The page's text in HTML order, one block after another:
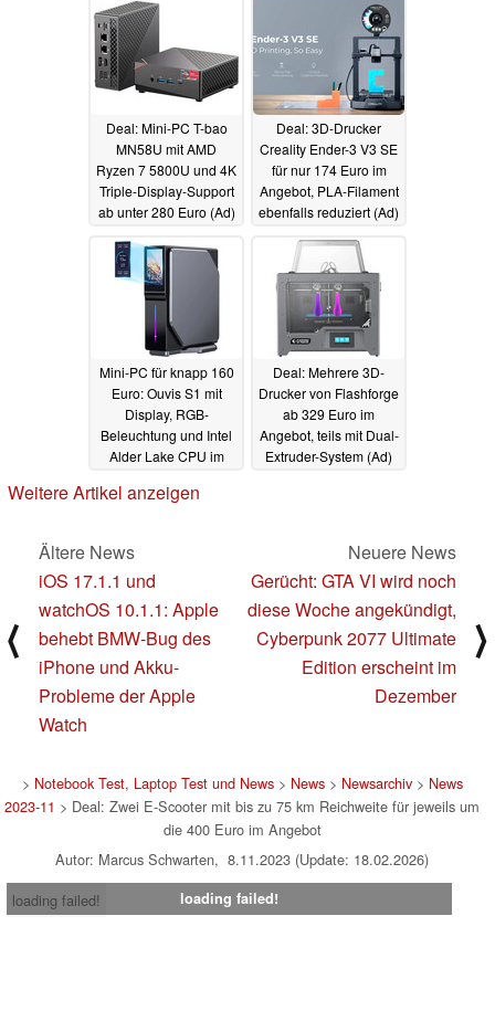
09.11.2023
Deal: Mini-PC T-bao
MN58U mit AMD
Ryzen 7 5800U und 4K
Triple-Display-Support
ab unter 280 Euro (Ad)
Deal: 3D-Drucker
Creality Ender-3 V3 SE
für nur 174 Euro im
Angebot, PLA-Filament
ebenfalls reduziert (Ad)
Mini-PC für knapp 160
Euro: Ouvis S1 mit
Display, RGB-
Beleuchtung und Intel
Alder Lake CPU im
Deal: Mehrere 3D-
Drucker von Flashforge
ab 329 Euro im
Angebot, teils mit Dual-
Extruder-System (Ad)
Weitere Artikel anzeigen
⟨
Ältere News
iOS 17.1.1 und
watchOS 10.1.1: Apple
behebt BMW-Bug des
iPhone und Akku-
Probleme der Apple
Watch
Neuere News
Gerücht: GTA VI wird noch
diese Woche angekündigt,
Cyberpunk 2077 Ultimate
Edition erscheint im
Dezember
⟩
> Notebook Test, Laptop Test und News> News> Newsarchiv> News
2023-11 > Deal: Zwei E-Scooter mit bis zu 75 km Reichweite für jeweils um
die 400 Euro im Angebot
Autor: Marcus Schwarten, 8.11.2023 (Update: 18.02.2026)
loading failed!
loading failed!